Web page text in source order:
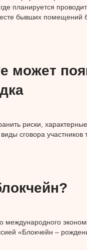
планируется
бывших помещений
может
риски,
сговора участников
международного
«Блокчейн –